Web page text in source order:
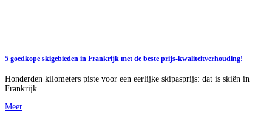
5 goedkope skigebieden in Frankrijk met de beste prijs-kwaliteitverhouding!
Honderden kilometers piste voor een eerlijke skipasprijs: dat is skiën in
Frankrijk. ...
Meer